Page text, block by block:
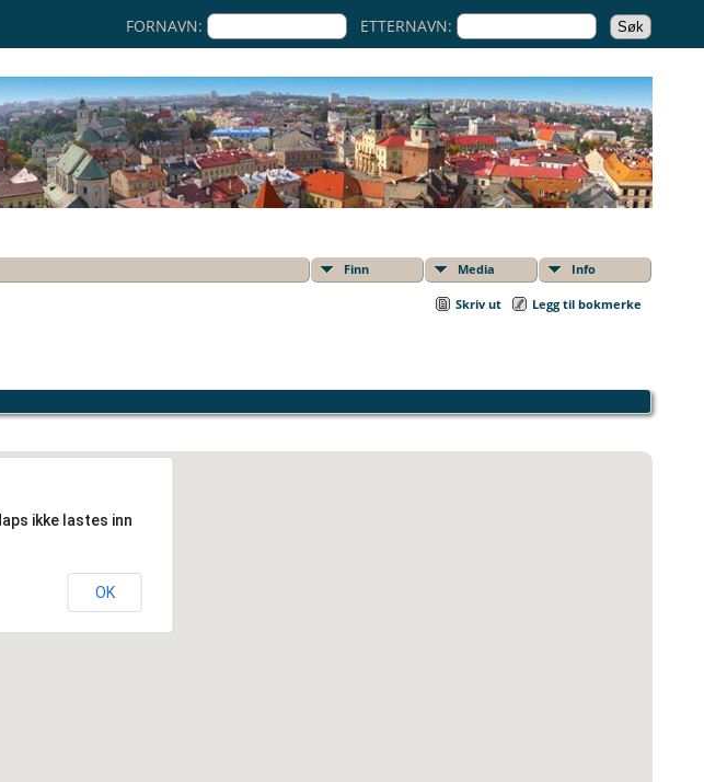
FORNAVN: ETTERNAVN:
Finn Media Info
Skriv ut Legg til bokmerke
ikke lastes inn
OK